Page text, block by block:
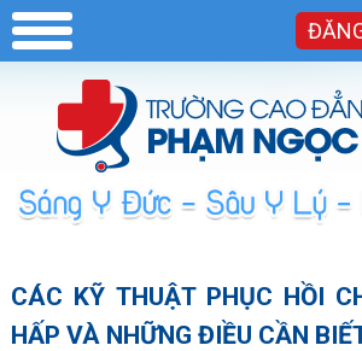
CÁC KỸ THUẬT PHỤC HỒI
HẤP VÀ NHỮNG ĐIỀU CẦN